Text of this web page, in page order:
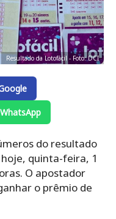
Resultado da Lotofácil - Foto: DCI
do resultado
quinta-feira, 1
O apostador
o prêmio de